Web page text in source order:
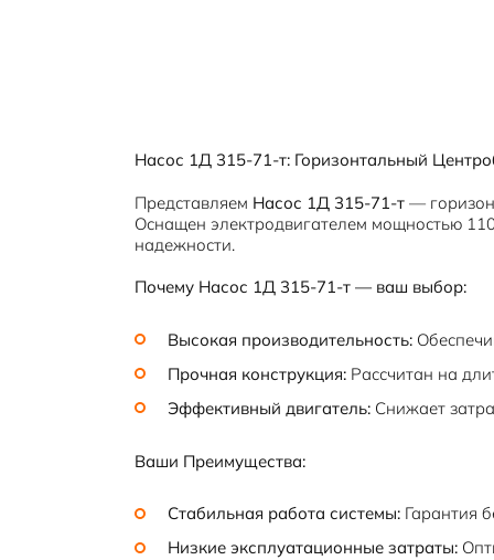
Насос 1Д 315-71-т: Горизонтальный
Представляем Насос 1Д 315-71-т —
Оснащен электродвигателем мощностью
надежности.
Почему Насос 1Д 315-71-т — ваш выбор:
Высокая производительность:
Прочная конструкция: Рассчитан на
Эффективный двигатель: Снижает
Ваши Преимущества:
Стабильная работа системы: Гарантия
Низкие эксплуатационные затраты: